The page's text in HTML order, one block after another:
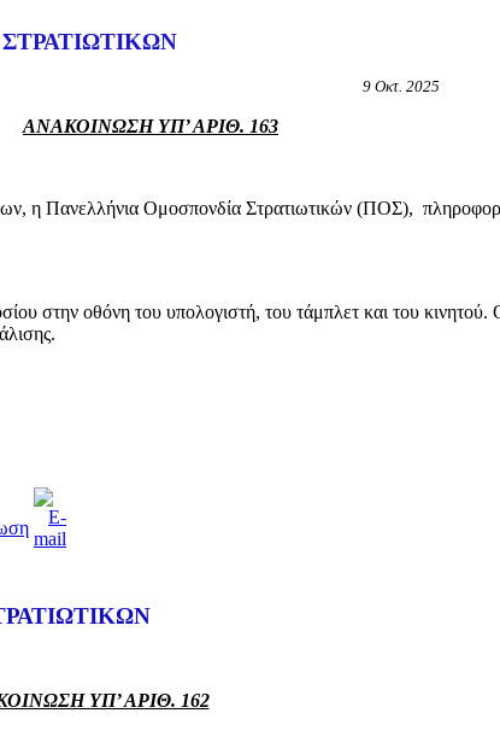
9 Οκτ. 2025
ΑΝΑΚΟΙΝΩΣΗ ΥΠ’ ΑΡΙΘ. 163
η Πανελλήνια Ομοσπονδία Στρατιωτικών (ΠΟΣ),
στην οθόνη του υπολογιστή, του τάμπλετ και του
ΥΠ’ ΑΡΙΘ. 162